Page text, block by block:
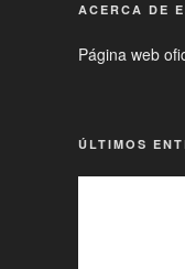
ACERCA DE
Página web
ÚLTIMOS